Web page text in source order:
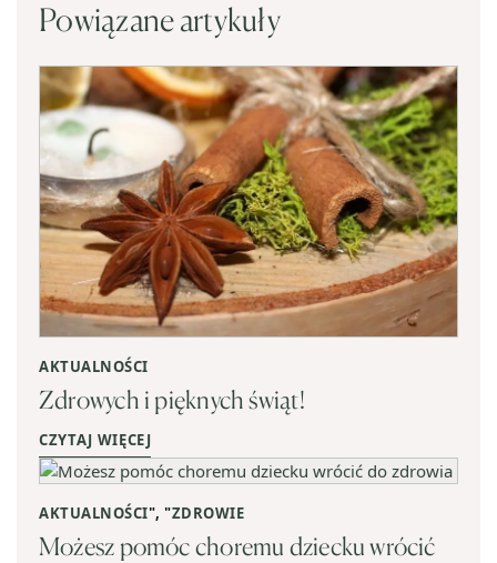
Powiązane artykuły
AKTUALNOŚCI
Zdrowych i pięknych świąt!
CZYTAJ WIĘCEJ
AKTUALNOŚCI", "ZDROWIE
Możesz pomóc choremu dziecku wrócić